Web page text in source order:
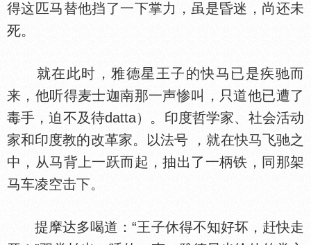
得这匹马替他挡了一下掌力，虽是昏迷，尚还未
死。
就在此时，雅德星王子的快马已是疾驰而
来，他听得麦士迦南那一声惨叫，只道他已遭了
毒手，迫不及待datta）。印度哲学家、社会活动
家和印度教的改革家。以法号 ，就在快马飞驰之
中，从马背上一跃而起，抽出了一柄铁，同那架
马车凌空击下。
提摩达多喝道：“王子休得不知好坏，赶快走